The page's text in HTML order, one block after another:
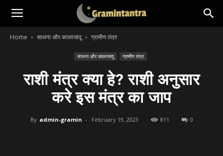
Home साधना और कालाजादू ग्रामीण तंत्र
साधना और कालाजादू ग्रामीण तंत्र
राशी मंत्र क्या हे? राशी अनुसार
करे इस मंत्र का जाप
By admin-gramin - February 19, 2023 811 0